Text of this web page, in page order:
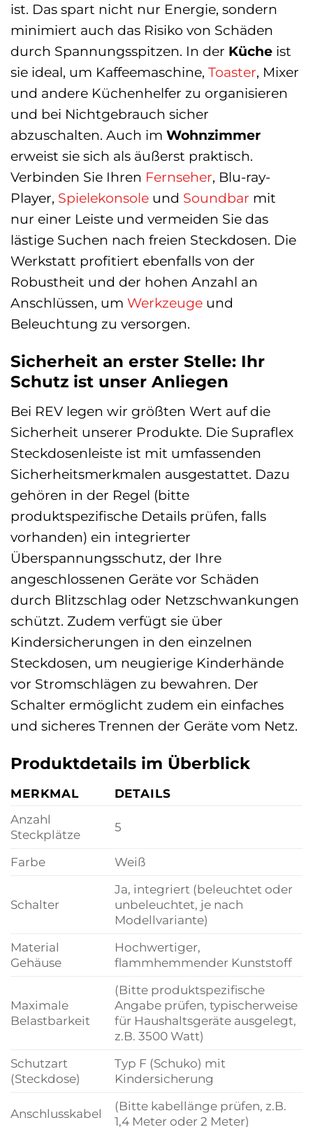
ist. Das spart nicht nur Energie, sondern
minimiert auch das Risiko von Schäden
durch Spannungsspitzen. In der Küche ist
sie ideal, um Kaffeemaschine, Toaster, Mixer
und andere Küchenhelfer zu organisieren
und bei Nichtgebrauch sicher
abzuschalten. Auch im Wohnzimmer
erweist sie sich als äußerst praktisch.
Verbinden Sie Ihren Fernseher, Blu-ray-
Player, Spielekonsole und Soundbar mit
nur einer Leiste und vermeiden Sie das
lästige Suchen nach freien Steckdosen. Die
Werkstatt profitiert ebenfalls von der
Robustheit und der hohen Anzahl an
Anschlüssen, um Werkzeuge und
Beleuchtung zu versorgen.
Sicherheit an erster Stelle: Ihr
Schutz ist unser Anliegen
Bei REV legen wir größten Wert auf die
Sicherheit unserer Produkte. Die Supraflex
Steckdosenleiste ist mit umfassenden
Sicherheitsmerkmalen ausgestattet. Dazu
gehören in der Regel (bitte
produktspezifische Details prüfen, falls
vorhanden) ein integrierter
Überspannungsschutz, der Ihre
angeschlossenen Geräte vor Schäden
durch Blitzschlag oder Netzschwankungen
schützt. Zudem verfügt sie über
Kindersicherungen in den einzelnen
Steckdosen, um neugierige Kinderhände
vor Stromschlägen zu bewahren. Der
Schalter ermöglicht zudem ein einfaches
und sicheres Trennen der Geräte vom Netz.
Produktdetails im Überblick
MERKMAL
DETAILS
Anzahl
Steckplätze
5
Farbe Weiß
Schalter
Ja, integriert (beleuchtet oder
unbeleuchtet, je nach
Modellvariante)
Material
Gehäuse
Hochwertiger,
flammhemmender Kunststoff
Maximale
Belastbarkeit
(Bitte produktspezifische
Angabe prüfen, typischerweise
für Haushaltsgeräte ausgelegt,
z.B. 3500 Watt)
Schutzart
(Steckdose)
Typ F (Schuko) mit
Kindersicherung
Anschlusskabel
(Bitte kabellänge prüfen, z.B.
1,4 Meter oder 2 Meter)